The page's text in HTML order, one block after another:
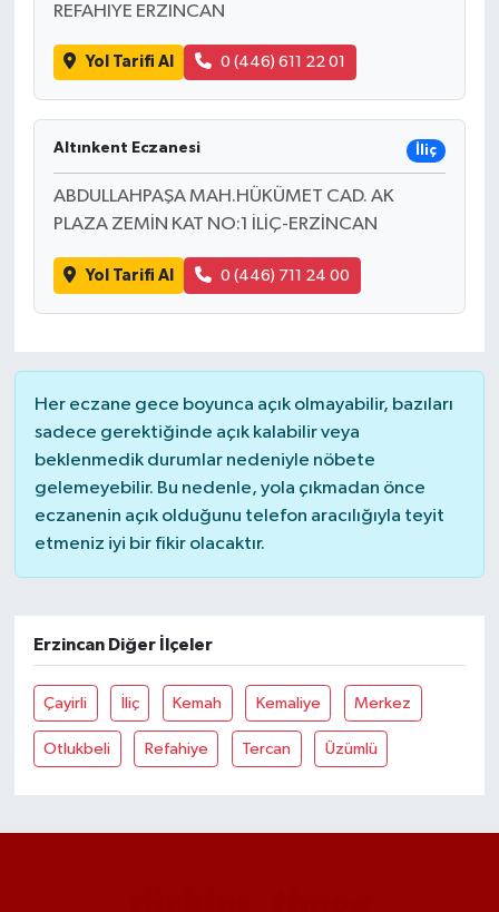
REFAHIYE ERZINCAN
Yol Tarifi Al 0 (446) 611 22 01
Altınkent Eczanesi İliç
ABDULLAHPAŞA MAH.HÜKÜMET CAD. AK
PLAZA ZEMİN KAT NO:1 İLİÇ-ERZİNCAN
Yol Tarifi Al 0 (446) 711 24 00
Her eczane gece boyunca açık olmayabilir, bazıları
sadece gerektiğinde açık kalabilir veya
beklenmedik durumlar nedeniyle nöbete
gelemeyebilir. Bu nedenle, yola çıkmadan önce
eczanenin açık olduğunu telefon aracılığıyla teyit
etmeniz iyi bir fikir olacaktır.
Erzincan Diğer İlçeler
Çayirli İliç Kemah Kemaliye Merkez
Otlukbeli Refahiye Tercan Üzümlü